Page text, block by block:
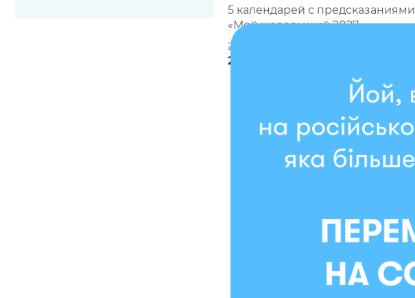
5 календарей с предсказаниями
«Мой меееемный 2027»
2995 грн
2246 грн